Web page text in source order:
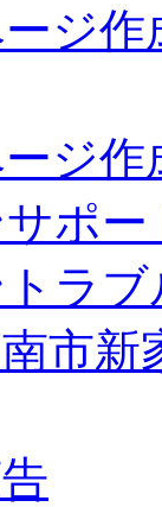
ジ作
ジ作
ポー
ラブ
市新